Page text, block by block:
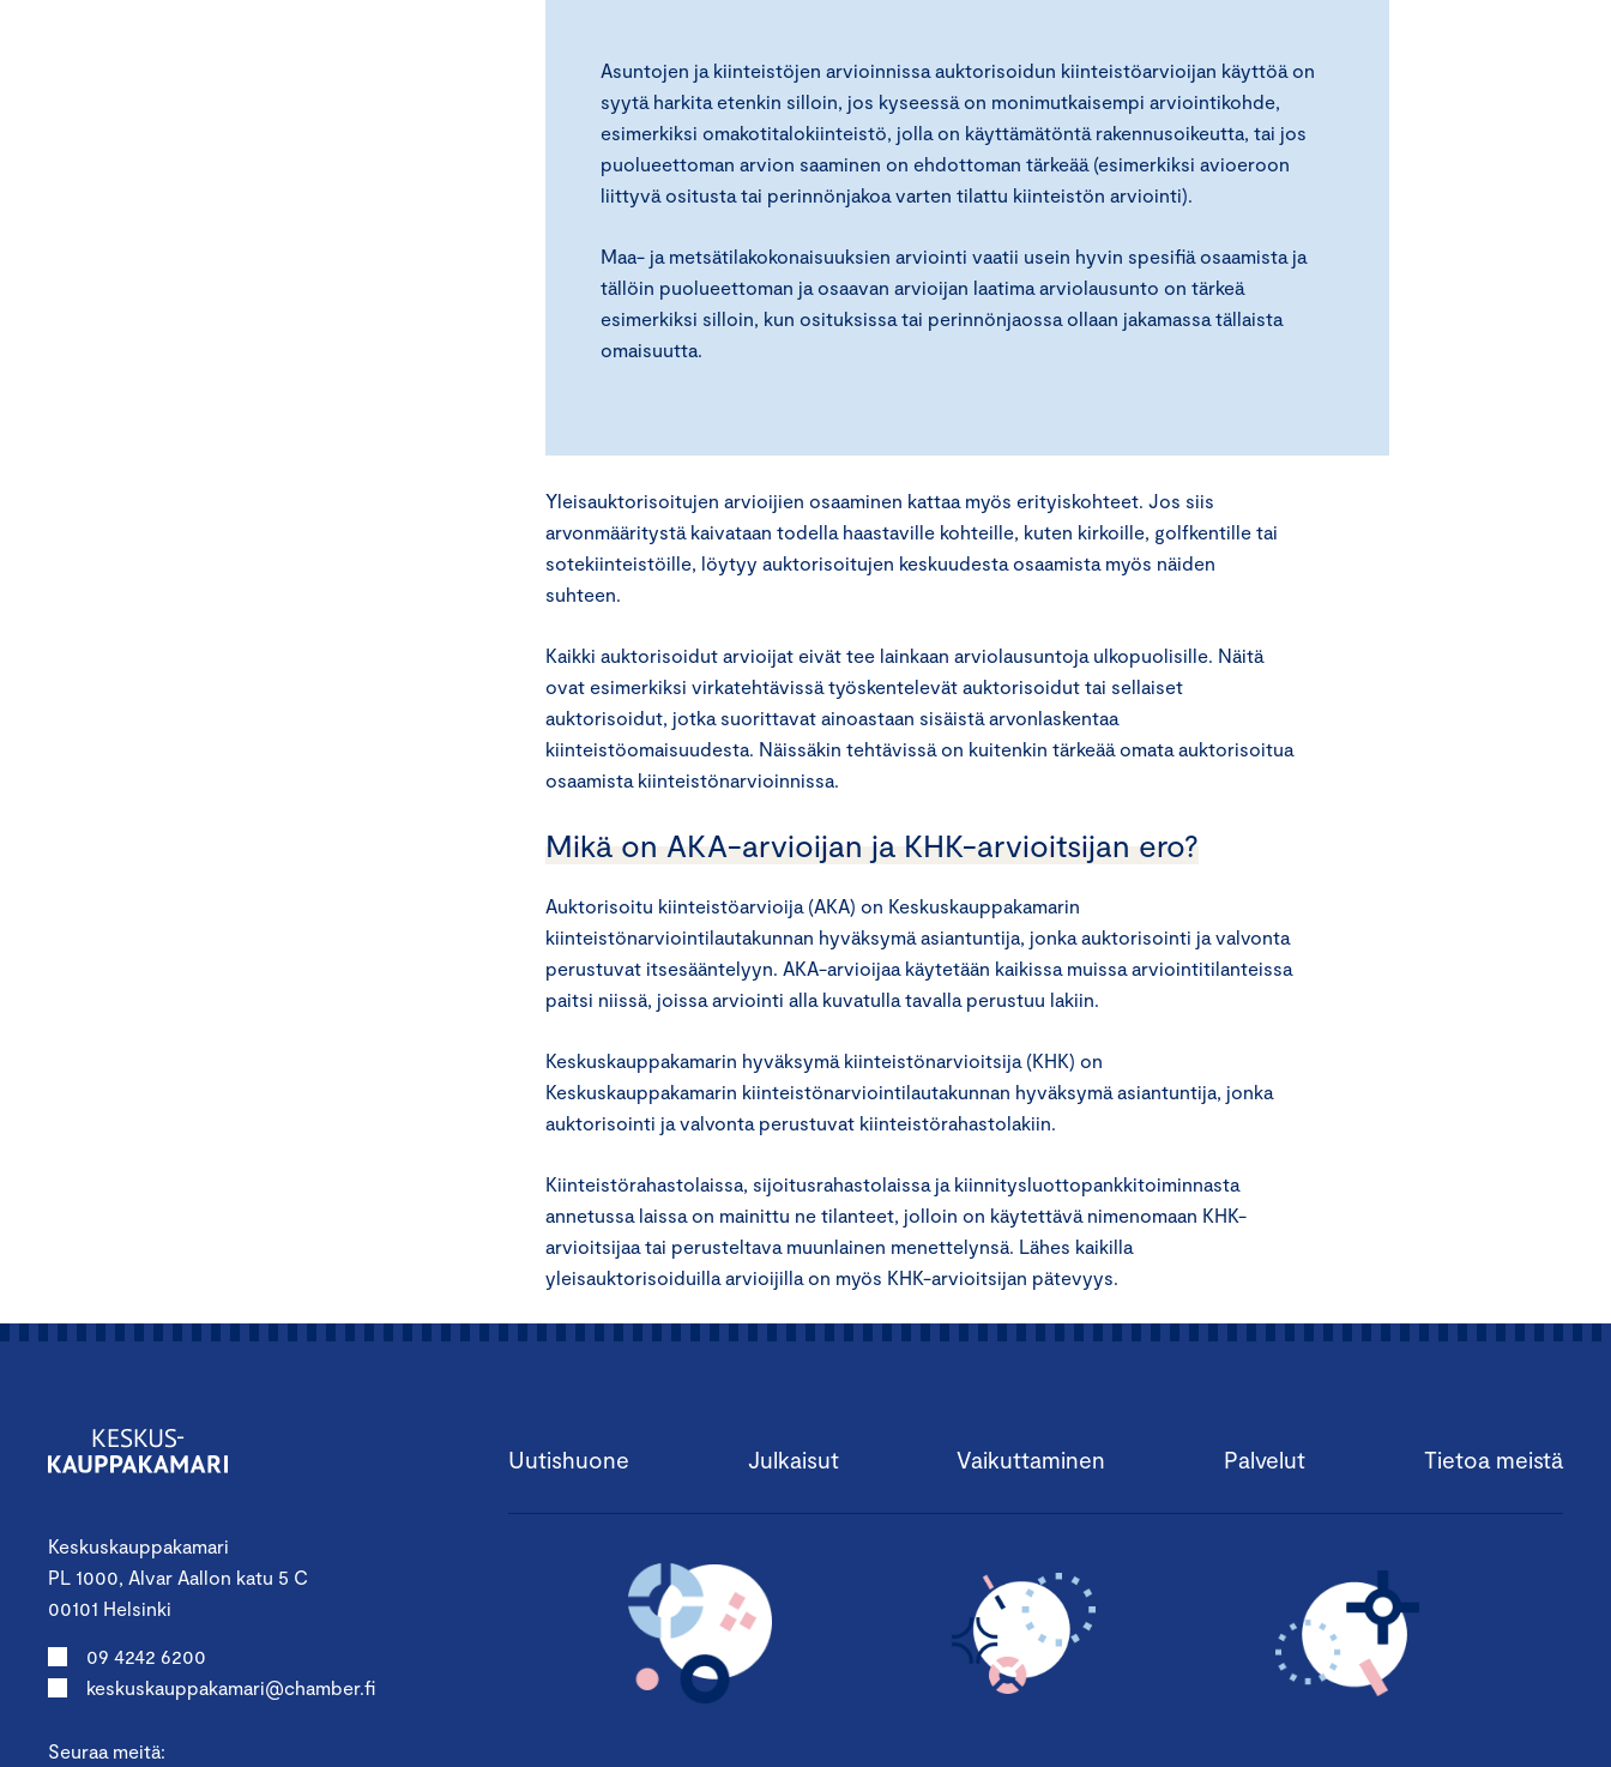
Asuntojen ja kiinteistöjen arvioinnissa auktorisoidun kiinteistöarvioijan käyttöä on
syytä harkita etenkin silloin, jos kyseessä on monimutkaisempi arviointikohde,
esimerkiksi omakotitalokiinteistö, jolla on käyttämätöntä rakennusoikeutta, tai jos
puolueettoman arvion saaminen on ehdottoman tärkeää (esimerkiksi avioeroon
liittyvä ositusta tai perinnönjakoa varten tilattu kiinteistön arviointi).
Maa- ja metsätilakokonaisuuksien arviointi vaatii usein hyvin spesifiä osaamista ja
tällöin puolueettoman ja osaavan arvioijan laatima arviolausunto on tärkeä
esimerkiksi silloin, kun osituksissa tai perinnönjaossa ollaan jakamassa tällaista
omaisuutta.
Yleisauktorisoitujen arvioijien osaaminen kattaa myös erityiskohteet. Jos siis
arvonmääritystä kaivataan todella haastaville kohteille, kuten kirkoille, golfkentille tai
sotekiinteistöille, löytyy auktorisoitujen keskuudesta osaamista myös näiden
suhteen.
Kaikki auktorisoidut arvioijat eivät tee lainkaan arviolausuntoja ulkopuolisille. Näitä
ovat esimerkiksi virkatehtävissä työskentelevät auktorisoidut tai sellaiset
auktorisoidut, jotka suorittavat ainoastaan sisäistä arvonlaskentaa
kiinteistöomaisuudesta. Näissäkin tehtävissä on kuitenkin tärkeää omata auktorisoitua
osaamista kiinteistönarvioinnissa.
Mikä on AKA-arvioijan ja KHK-arvioitsijan ero?
Auktorisoitu kiinteistöarvioija (AKA) on Keskuskauppakamarin
kiinteistönarviointilautakunnan hyväksymä asiantuntija, jonka auktorisointi ja valvonta
perustuvat itsesääntelyyn. AKA-arvioijaa käytetään kaikissa muissa arviointitilanteissa
paitsi niissä, joissa arviointi alla kuvatulla tavalla perustuu lakiin.
Keskuskauppakamarin hyväksymä kiinteistönarvioitsija (KHK) on
Keskuskauppakamarin kiinteistönarviointilautakunnan hyväksymä asiantuntija, jonka
auktorisointi ja valvonta perustuvat kiinteistörahastolakiin.
Kiinteistörahastolaissa, sijoitusrahastolaissa ja kiinnitysluottopankkitoiminnasta
annetussa laissa on mainittu ne tilanteet, jolloin on käytettävä nimenomaan KHK-
arvioitsijaa tai perusteltava muunlainen menettelynsä. Lähes kaikilla
yleisauktorisoiduilla arvioijilla on myös KHK-arvioitsijan pätevyys.
Keskuskauppakamari
PL 1000, Alvar Aallon katu 5 C
00101 Helsinki
09 4242 6200
keskuskauppakamari@chamber.fi
Seuraa meitä:
Uutishuone Julkaisut Vaikuttaminen Palvelut Tietoa meistä